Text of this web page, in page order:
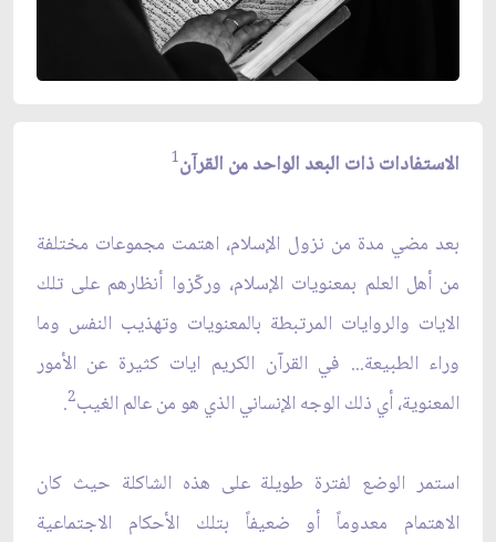
الاستفادات ذات البعد الواحد من القرآن1
بعد مضي مدة من نزول الإسلام، اهتمت مجموعات مختلفة
من أهل العلم بمعنويات الإسلام، وركّزوا أنظارهم على تلك
الايات والروايات المرتبطة بالمعنويات وتهذيب النفس وما
وراء الطبيعة... في القرآن الكريم ايات كثيرة عن الأمور
المعنوية، أي ذلك الوجه الإنساني الذي هو من عالم الغيب2
.
استمر الوضع لفترة طويلة على هذه الشاكلة حيث كان
الاهتمام معدوماً أو ضعيفاً بتلك الأحكام الاجتماعية